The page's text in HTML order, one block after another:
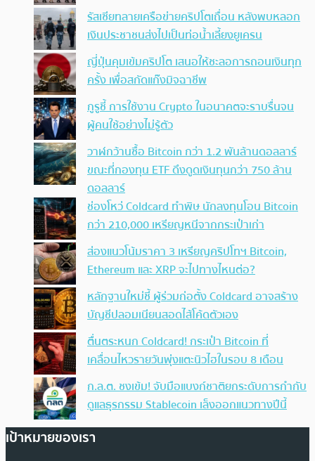
รัสเซียทลายเครือข่ายคริปโตเถื่อน หลังพบหลอก
เงินประชาชนส่งไปเป็นท่อน้ำเลี้ยงยูเครน
ญี่ปุ่นคุมเข้มคริปโต เสนอให้ชะลอการถอนเงินทุก
ครั้ง เพื่อสกัดแก๊งมิจฉาชีพ
กูรูชี้ การใช้งาน Crypto ในอนาคตจะราบรื่นจน
ผู้คนใช้อย่างไม่รู้ตัว
วาฬกว้านซื้อ Bitcoin กว่า 1.2 พันล้านดอลลาร์
ขณะที่กองทุน ETF ดึงดูดเงินทุนกว่า 750 ล้าน
ดอลลาร์
ช่องโหว่ Coldcard ทำพิษ นักลงทุนโอน Bitcoin
กว่า 210,000 เหรียญหนีจากกระเป๋าเก่า
ส่องแนวโน้มราคา 3 เหรียญคริปโทฯ Bitcoin,
Ethereum และ XRP จะไปทางไหนต่อ?
หลักฐานใหม่ชี้ ผู้ร่วมก่อตั้ง Coldcard อาจสร้าง
บัญชีปลอมเนียนสอดไส้โค้ดตัวเอง
ตื่นตระหนก Coldcard! กระเป๋า Bitcoin ที่
เคลื่อนไหวรายวันพุ่งแตะนิวไฮในรอบ 8 เดือน
ก.ล.ต. ชงเข้ม! จับมือแบงก์ชาติยกระดับการกำกับ
ดูแลธุรกรรม Stablecoin เล็งออกแนวทางปีนี้
เป้าหมายของเรา